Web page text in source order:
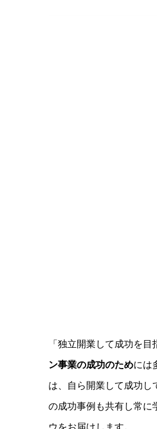
「独立開業して成功を
ン事業の成功のためには
は、自ら開業して成功
の成功事例も共有し常に